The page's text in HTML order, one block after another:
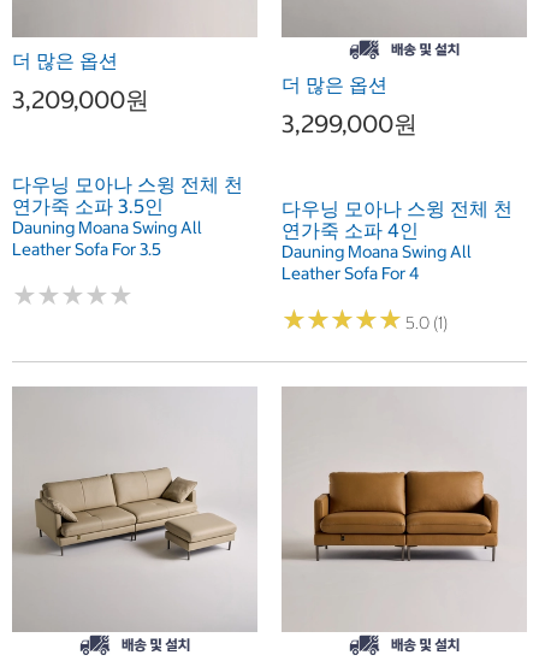
더 많은 옵션
3,209,000원
다우닝 모아나 스윙 전체 천
연가죽 소파 3.5인
Dauning Moana Swing All
Leather Sofa For 3.5
★★★★★
★★★★★
더 많은 옵션
3,299,000원
다우닝 모아나 스윙 전체 천
연가죽 소파 4인
Dauning Moana Swing All
Leather Sofa For 4
★★★★★
★★★★★ 5.0 (1)